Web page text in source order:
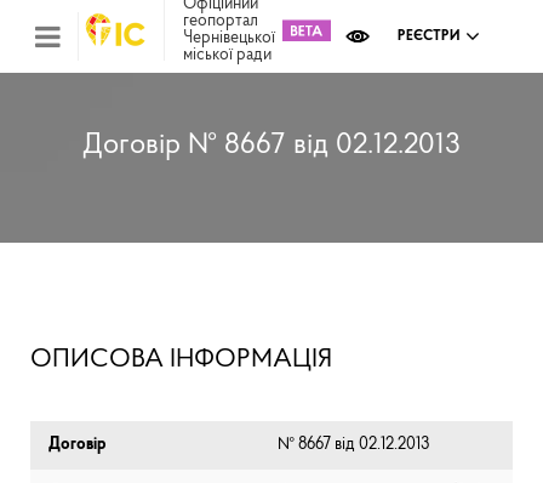
Офіційний
геопортал
Чернівецької
міської ради
РЕЄСТРИ
Договір № 8667 від 02.12.2013
ОПИСОВА ІНФОРМАЦІЯ
Договір № 8667 від 02.12.2013